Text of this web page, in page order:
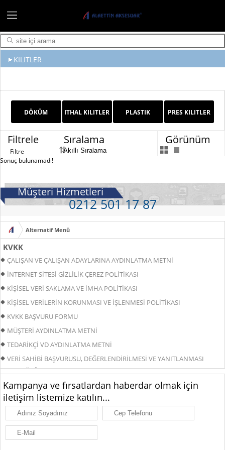
KILITLER
DÖKÜM
KILITLER
ITHAL KILITLER PLASTIK PRES KILITLER
Görünüm
Sıralama
Filtrele
Sonuç bulunamadı!
Müşteri Hizmetleri
0212 501 17 87
KVKK
ÇALIŞAN VE ÇALIŞAN ADAYLARINA AYDINLATMA METNİ
İNTERNET SİTESİ GİZLİLİK ÇEREZ POLİTİKASI
KİŞİSEL VERİ SAKLAMA VE İMHA POLİTİKASI
KİŞİSEL VERİLERİN KORUNMASI VE İŞLENMESİ POLİTİKASI
KVKK BAŞVURU FORMU
MÜŞTERİ AYDINLATMA METNİ
TEDARİKÇİ VD AYDINLATMA METNİ
VERİ SAHİBİ BAŞVURUSU, DEĞERLENDİRİLMESİ VE YANITLANMASI
PROSEDÜRÜ
Kampanya ve fırsatlardan haberdar olmak için
iletişim listemize katılın...